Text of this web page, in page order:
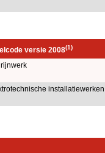
versie 2008(1)